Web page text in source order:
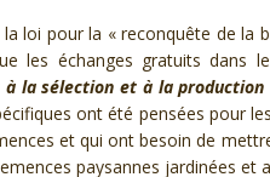
loi pour la « reconquête de la
les échanges gratuits dans
la sélection et à la production
ont été pensées pour
etqui ont besoin de
paysannes jardinées